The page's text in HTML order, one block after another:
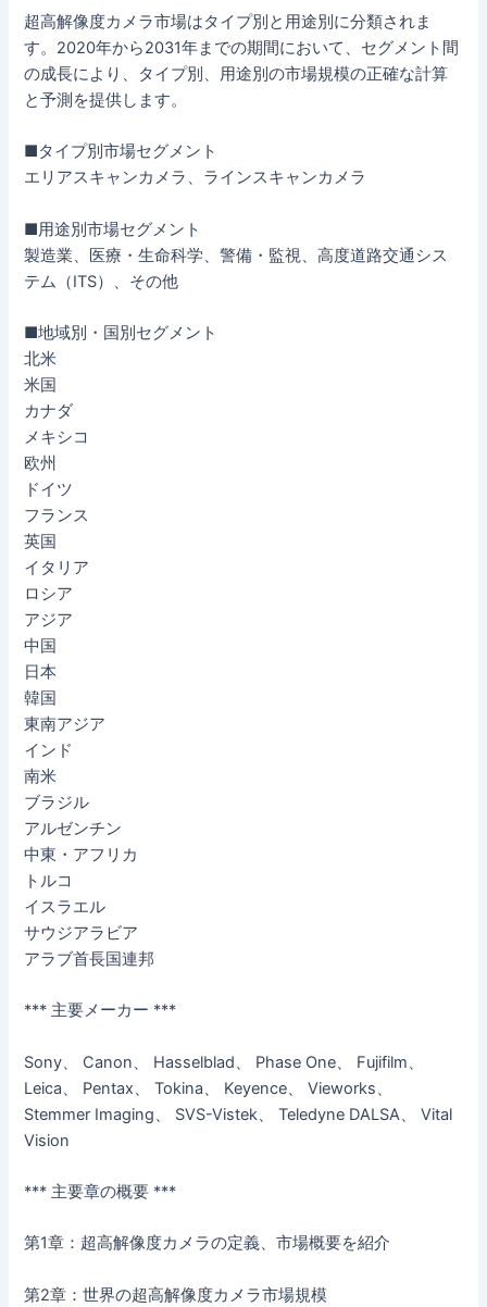
超高解像度カメラ市場はタイプ別と用途別に分類されま
す。2020年から2031年までの期間において、セグメント間
の成長により、タイプ別、用途別の市場規模の正確な計算
と予測を提供します。
■タイプ別市場セグメント
エリアスキャンカメラ、ラインスキャンカメラ
■用途別市場セグメント
製造業、医療・生命科学、警備・監視、高度道路交通シス
テム（ITS）、その他
■地域別・国別セグメント
北米
米国
カナダ
メキシコ
欧州
ドイツ
フランス
英国
イタリア
ロシア
アジア
中国
日本
韓国
東南アジア
インド
南米
ブラジル
アルゼンチン
中東・アフリカ
トルコ
イスラエル
サウジアラビア
アラブ首長国連邦
*** 主要メーカー ***
Sony、 Canon、 Hasselblad、 Phase One、 Fujifilm、
Leica、 Pentax、 Tokina、 Keyence、 Vieworks、
Stemmer Imaging、 SVS-Vistek、 Teledyne DALSA、 Vital
Vision
*** 主要章の概要 ***
第1章：超高解像度カメラの定義、市場概要を紹介
第2章：世界の超高解像度カメラ市場規模